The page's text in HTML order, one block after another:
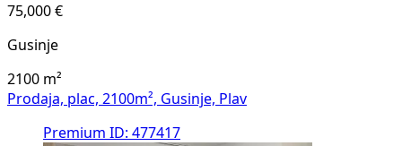
75,000 €
Gusinje
2100 m²
Prodaja, plac, 2100m², Gusinje, Plav
Premium ID: 477417